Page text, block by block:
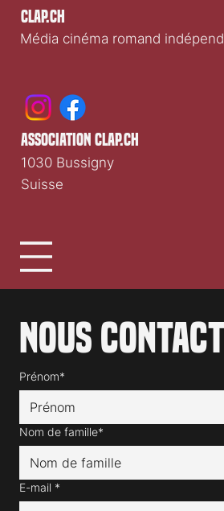
Clap.ch
Média cinéma romand
Nous
Prénom*
Nom de famille*
E-mail *
association clap.ch
1030 Bussigny
Suisse